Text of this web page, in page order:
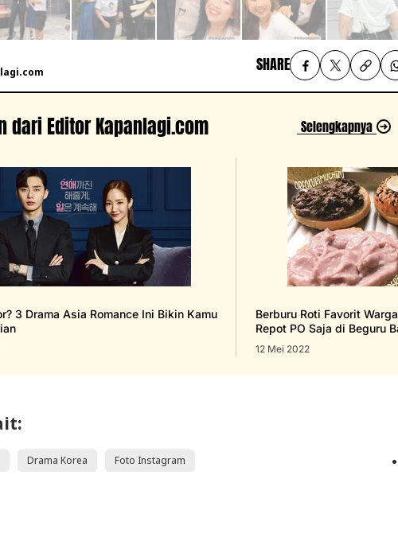
SHARE
dari Editor Kapanlagi.com Selengkapnya
3 Drama Asia Romance Ini Bikin Kamu
Berburu Roti Favorit
Repot PO Saja di Beguru
12 Mei 2022
Drama Korea Foto Instagram